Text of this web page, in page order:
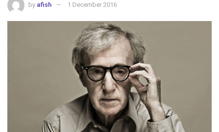
by afish 1 December 2016